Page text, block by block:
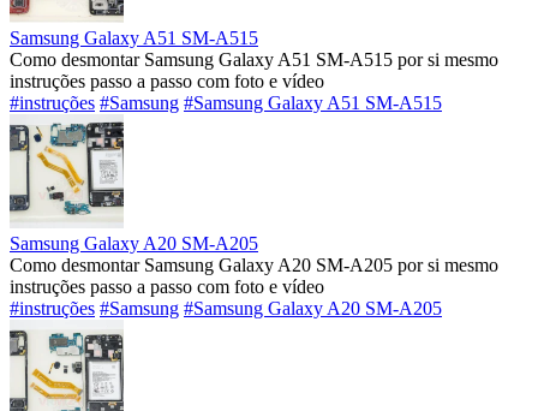
Samsung Galaxy A51 SM-A515
Como desmontar Samsung Galaxy A51 SM-A515 por si mesmo
instruções passo a passo com foto e vídeo
#instruções #Samsung #Samsung Galaxy A51 SM-A515
Samsung Galaxy A20 SM-A205
Como desmontar Samsung Galaxy A20 SM-A205 por si mesmo
instruções passo a passo com foto e vídeo
#instruções #Samsung #Samsung Galaxy A20 SM-A205